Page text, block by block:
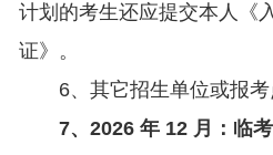
计划的考生还应提交本人《
证》。
6、其它招生单位或报
7、2026 年 12 月：临